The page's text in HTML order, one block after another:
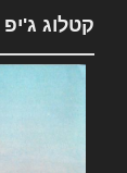
קטלוג ג'יפ 1970